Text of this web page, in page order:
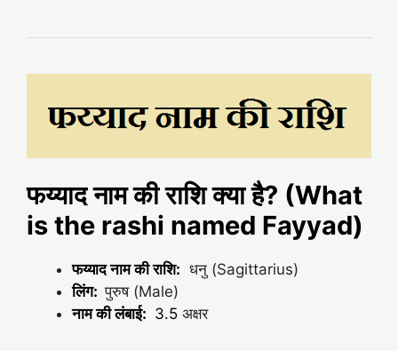
फय्याद नाम की राशि क्या है? (What
is the rashi named Fayyad)
फय्याद नाम की राशि: धनु (Sagittarius)
लिंग: पुरुष (Male)
नाम की लंबाई: 3.5 अक्षर